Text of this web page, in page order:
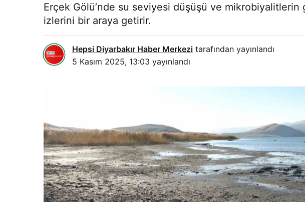
Erçek Gölü’nde su seviyesi düşüşü ve mikrobiyalitlerin
izlerini bir araya getirir.
Hepsi Diyarbakır Haber Merkezi tarafından yayınlandı
5 Kasım 2025, 13:03 yayınlandı